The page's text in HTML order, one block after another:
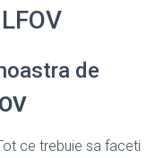
de
ce trebuie sa faceti